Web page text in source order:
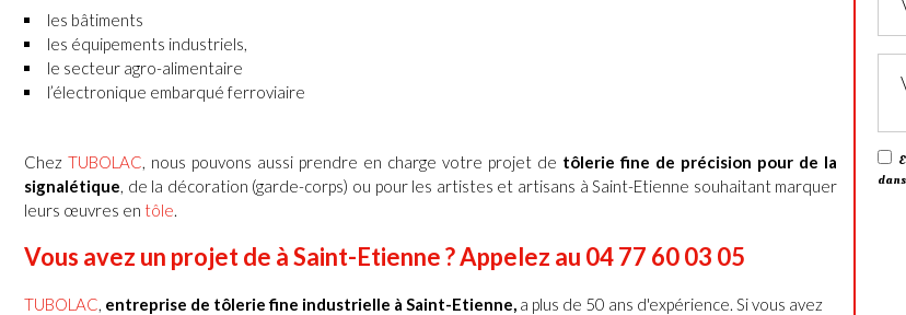
les bâtiments
les équipements industriels,
le secteur agro-alimentaire
l’électronique embarqué ferroviaire
ChezTUBOLAC, nous pouvons aussi prendre en charge votre projet de tôlerie fine de précision pour de la
signalétique, de la décoration (garde-corps) ou pour les artistes et artisans à Saint-Etienne souhaitant marquer
leurs œuvres en tôle.
Vous avez un projet de à Saint-Etienne ? Appelez au 04 77 60 03 05
TUBOLAC, entreprise de tôlerie fine industrielle à Saint-Etienne, a plus de 50 ans d'expérience. Si vous avez